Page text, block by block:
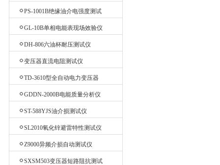
质量分析仪
PS-1001B绝缘油介电强度测试
GL-10B单相电能表现场效验仪
DH-806六油杯耐压测试仪
变压器直流电阻测试仪
TD-3610型全自动电力变压器
GDDN-2000B电能质量分析仪
ST-588YJS油介损测试仪
SL2010氧化锌避雷特性测试仪
Z9000异频介损自动测试仪
SXSM503变压器短路阻抗测试